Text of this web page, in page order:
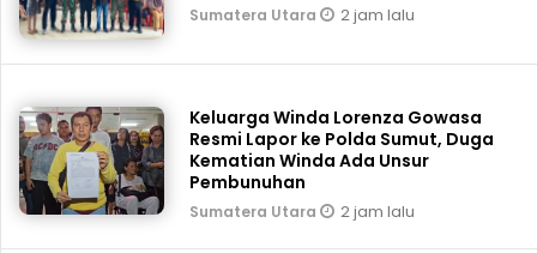
Sumatera Utara 2 jam lalu
Keluarga Winda Lorenza Gowasa
Resmi Lapor ke Polda Sumut, Duga
Kematian Winda Ada Unsur
Pembunuhan
Sumatera Utara 2 jam lalu